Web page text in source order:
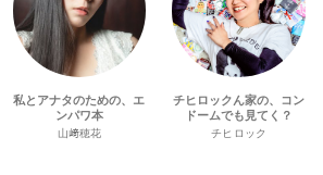
私とアナタのための、エ
ンパワ本
山﨑穂花
チヒロックん家の、コン
ドームでも見てく？
チヒロック